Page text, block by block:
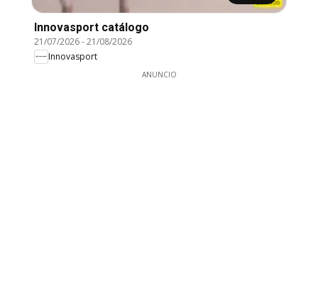
Innovasport catálogo
21/07/2026-21/08/2026
Innovasport
ANUNCIO